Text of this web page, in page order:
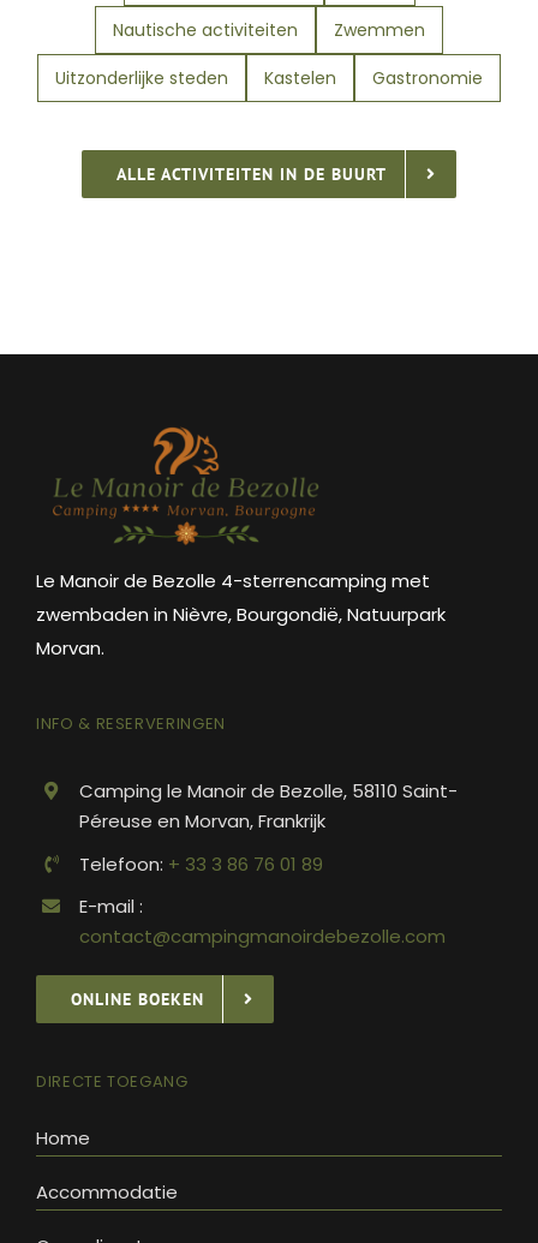
Nautische activiteiten
Zwemmen
Uitzonderlijke steden
Kastelen Gastronomie
ALLE ACTIVITEITEN IN DE BUURT
Le Manoir de Bezolle 4-sterrencamping met
zwembaden in Nièvre, Bourgondië, Natuurpark
Morvan.
INFO & RESERVERINGEN
Camping le Manoir de Bezolle, 58110 Saint-
Péreuse en Morvan, Frankrijk
Telefoon: + 33 3 86 76 01 89
E-mail :
contact@campingmanoirdebezolle.com
ONLINE BOEKEN
DIRECTE TOEGANG
Home
Accommodatie